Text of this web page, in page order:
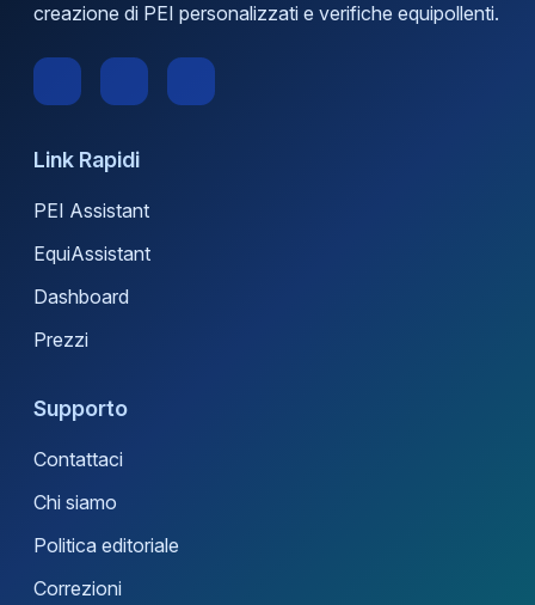
creazione di PEI personalizzati e verifiche equipollenti.
Link Rapidi
PEI Assistant
EquiAssistant
Dashboard
Prezzi
Supporto
Contattaci
Chi siamo
Politica editoriale
Correzioni